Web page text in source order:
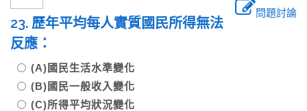
問題討論
23. 歷年平均每人實質國民所得無法
反應：
(A)國民生活水準變化
(B)國民一般收入變化
(C)所得平均狀況變化